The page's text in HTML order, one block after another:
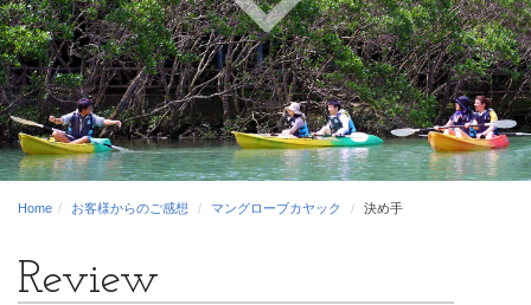
Home お客様からのご感想 マングローブカヤック 決め手